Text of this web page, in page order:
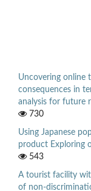
Uncovering online
consequences in
analysis for future
730
Using Japanese
product Exploring
543
A tourist facility
of non-